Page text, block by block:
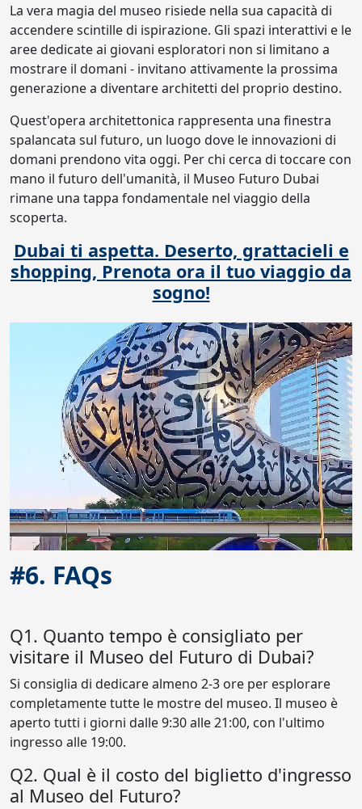
La vera magia del museo risiede nella sua capacità di
accendere scintille di ispirazione. Gli spazi interattivi e le
aree dedicate ai giovani esploratori non si limitano a
mostrare il domani - invitano attivamente la prossima
generazione a diventare architetti del proprio destino.
Quest'opera architettonica rappresenta una finestra
spalancata sul futuro, un luogo dove le innovazioni di
domani prendono vita oggi. Per chi cerca di toccare con
mano il futuro dell'umanità, il Museo Futuro Dubai
rimane una tappa fondamentale nel viaggio della
scoperta.
Dubai ti aspetta. Deserto, grattacieli e
shopping, Prenota ora il tuo viaggio da
sogno!
#6. FAQs
Q1. Quanto tempo è consigliato per
visitare il Museo del Futuro di Dubai?
Si consiglia di dedicare almeno 2-3 ore per esplorare
completamente tutte le mostre del museo. Il museo è
aperto tutti i giorni dalle 9:30 alle 21:00, con l'ultimo
ingresso alle 19:00.
Q2. Qual è il costo del biglietto d'ingresso
al Museo del Futuro?